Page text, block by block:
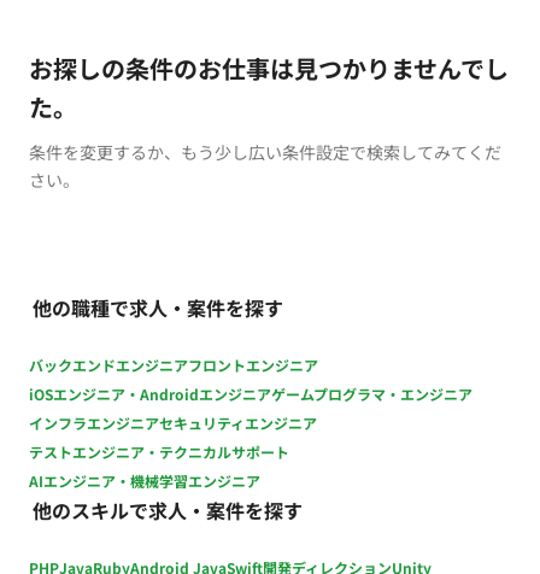
お探しの条件のお仕事は見つかりませんでし
た。
条件を変更するか、もう少し広い条件設定で検索してみてくだ
さい。
他の職種で求人・案件を探す
バックエンドエンジニアフロントエンジニア
iOSエンジニア・Androidエンジニアゲームプログラマ・エンジニア
インフラエンジニアセキュリティエンジニア
テストエンジニア・テクニカルサポート
AIエンジニア・機械学習エンジニア
他のスキルで求人・案件を探す
PHPJavaRubyAndroid JavaSwift開発ディレクションUnity